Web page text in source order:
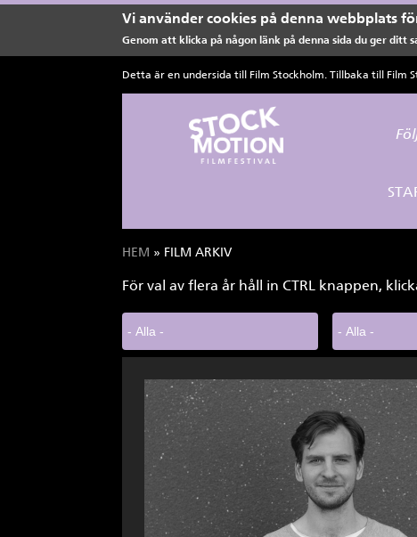
Vi använder cookies på denna webbplats
Genom att klicka på någon länk på denna sida du ger ditt
Detta är en undersida till Film Stockholm. Tillbaka till Film
Du är här
HEM » FILM ARKIV
För val av flera år håll in CTRL knappen,